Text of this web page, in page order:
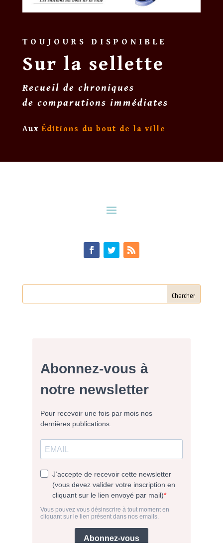
TOUJOURS DISPONIBLE
Sur la sellette
Recueil de chroniques
de comparutions immédiates
Aux Éditions du bout de la ville